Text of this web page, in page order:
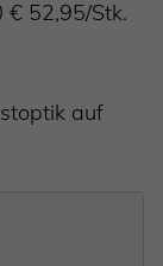
52,95/Stk.
auf